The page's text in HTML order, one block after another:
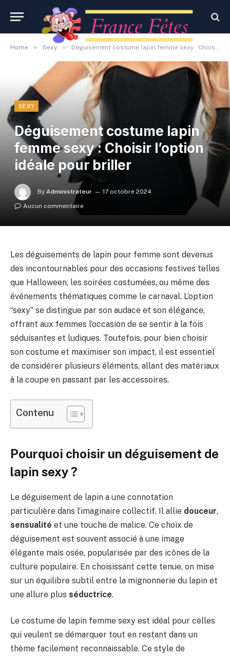
Home » Sexy » Déguisement costume lapin femme sexy : Choisir l’option idéale pour briller
SEXY
Déguisement costume lapin
femme sexy : Choisir l’option
idéale pour briller
By Administrateur
17 octobre 2024
Aucun commentaire
Les déguisements de lapin pour femme sont devenus
des incontournables pour des occasions festives telles
que Halloween, les soirées costumées, ou même des
événements thématiques comme le carnaval. L’option
“sexy” se distingue par son audace et son élégance,
offrant aux femmes l’occasion de se sentir à la fois
séduisantes et ludiques. Toutefois, pour bien choisir
son costume et maximiser son impact, il est essentiel
de considérer plusieurs éléments, allant des matériaux
à la coupe en passant par les accessoires.
Contenu
Pourquoi choisir un déguisement de
lapin sexy ?
Le déguisement de lapin a une connotation
particulière dans l’imaginaire collectif. Il allie douceur,
sensualité et une touche de malice. Ce choix de
déguisement est souvent associé à une image
élégante mais osée, popularisée par des icônes de la
culture populaire. En choisissant cette tenue, on mise
sur un équilibre subtil entre la mignonnerie du lapin et
une allure plus séductrice.
Le costume de lapin femme sexy est idéal pour celles
qui veulent se démarquer tout en restant dans un
thème facilement reconnaissable. Ce style de